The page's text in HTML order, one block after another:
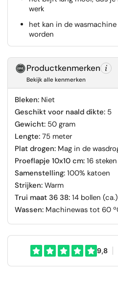
werk
het kan in de wasmachine
worden
Productkenmerken
Bekijk alle kenmerken
Bleken:Niet
Geschikt voor naald dikte:5
Gewicht:50 gram
Lengte:75 meter
Plat drogen:Mag in de
Proeflapje 10x10 cm:16
Samenstelling:100% katoen
Strijken:Warm
Trui maat 36 38:14 bollen (ca.)
Wassen:Machinewas tot 60